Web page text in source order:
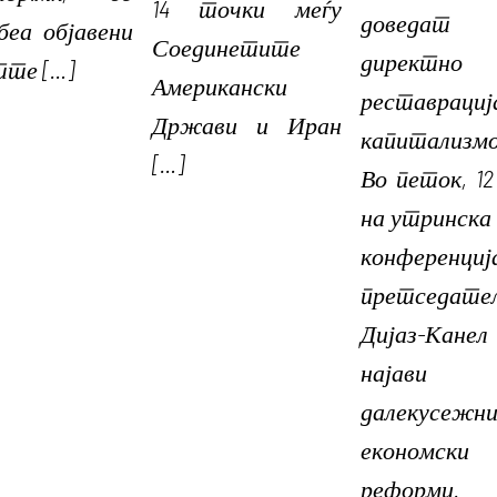
објавени
[…]
14 точки меѓу
Соединетите
Американски
Држави и Иран
[…]
доведат
Во петок, 12
на утринска
Дијаз-Канел
најави
економски